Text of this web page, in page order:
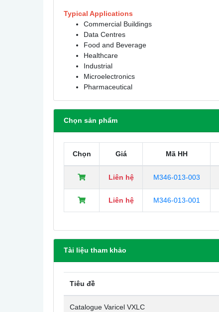
Typical Applications
Commercial Buildings
Data Centres
Food and Beverage
Healthcare
Industrial
Microelectronics
Pharmaceutical
Chọn sản phẩm
Chọn Giá Mã HH
Liên hệ M346-013-003
Liên hệ M346-013-001
Tài liệu tham khảo
Tiêu đề
Catalogue Varicel VXLC